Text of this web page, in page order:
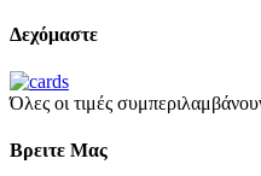
Δεχόμαστε
Όλες οι τιμές
Βρειτε Μας